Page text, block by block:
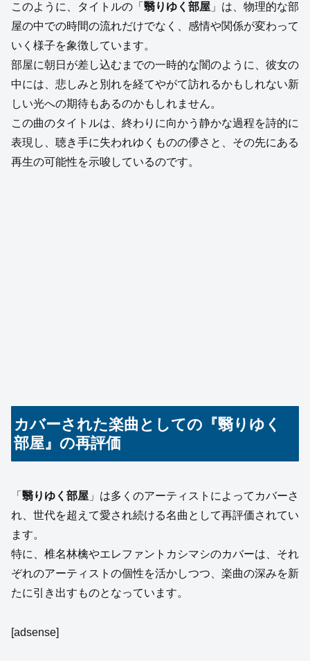
このように、タイトルの「 翳りゆく部屋 」は、物理的な部
屋の中での時間の流れだけでなく、感情や関係が変わって
いく様子を象徴しています。
部屋に朝日が差し込むまでの一時的な闇のように、彼女の
中には、悲しみと別れを経てやがて訪れるかもしれない新
しい光への期待もあるのかもしれません。
この曲のタイトルは、終わりに向かう静かな過程を詩的に
表現し、聴き手に失われゆくものの儚さと、その先にある
再生の可能性を示唆しているのです。
カバーされた楽曲としての『翳りゆく
部屋』の再評価
「 翳りゆく部屋 」は多くのアーティストによってカバーさ
れ、世代を超えて愛され続ける名曲として再評価されてい
ます。
特に、椎名林檎やエレファントカシマシのカバーは、それ
ぞれのアーティストの個性を活かしつつ、楽曲の深みを新
たに引き出すものとなっています。
[adsense]